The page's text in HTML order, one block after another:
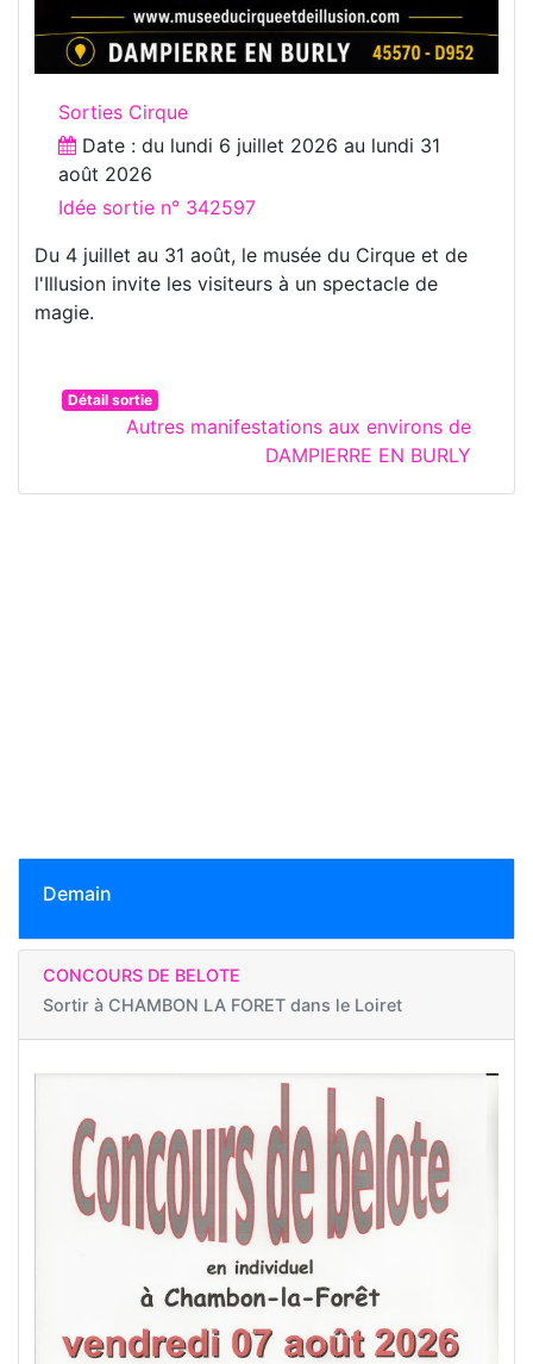
Sorties Cirque
Date : du lundi 6 juillet 2026 au lundi 31
août 2026
Idée sortie n° 342597
Du 4 juillet au 31 août, le musée du Cirque et de
l'Illusion invite les visiteurs à un spectacle de
magie.
Détail sortie
Autres manifestations aux environs de
DAMPIERRE EN BURLY
Demain
CONCOURS DE BELOTE
Sortir à CHAMBON LA FORET dans le Loiret